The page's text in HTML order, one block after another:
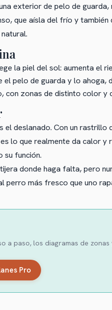
exterior de pelo de
que aísla del frío y
la piel del sol: aumenta el
el pelo de guarda y lo ahoga,
con zonas de distinto color y
el deslanado. Con un
lo que realmente da calor y
su función.
donde haga falta, pero
perro más fresco que uno
a paso, los diagramas de zonas
Pro